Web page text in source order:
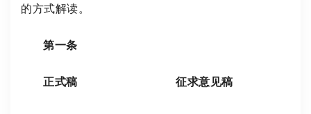
的方式解读。
第一条
正式稿 征求意见稿